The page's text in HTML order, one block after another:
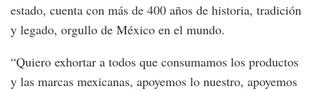
estado, cuenta con más de 400 años de historia, tradición
y legado, orgullo de México en el mundo.
“Quiero exhortar a todos que consumamos los productos
y las marcas mexicanas, apoyemos lo nuestro, apoyemos